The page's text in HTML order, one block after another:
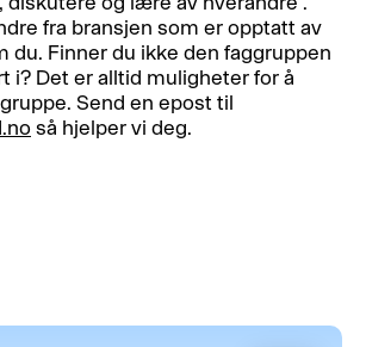
fra bransjen som er opptatt av
du. Finner du ikke den faggruppen
i? Det er alltid muligheter for å
Send en epost til
så hjelper vi deg.
- Sør-øst